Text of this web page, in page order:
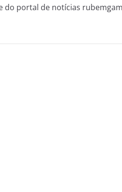
do portal de notícias